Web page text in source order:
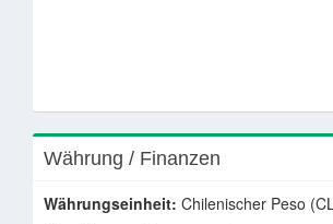
Währung / Finanzen
Währungseinheit: Chilenischer Peso